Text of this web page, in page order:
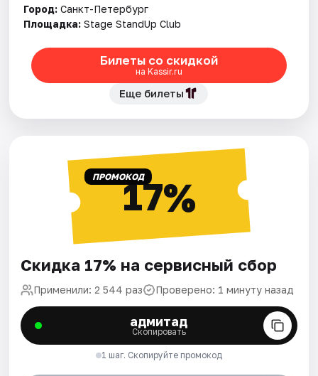
Город: Санкт-Петербург
Площадка: Stage StandUp Club
Билеты со скидкой
на Kassir.ru
Еще билеты
ПРОМОКОД17%
Скидка 17% на сервисный сбор
Применили: 2 544 раз Проверено: 1 минуту назад
адмитад
Скопировать
1 шаг. Скопируйте промокод